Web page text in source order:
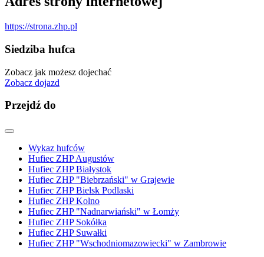
https://strona.zhp.pl
Siedziba hufca
Zobacz jak możesz dojechać
Zobacz dojazd
Przejdź do
Wykaz hufców
Hufiec ZHP Augustów
Hufiec ZHP Białystok
Hufiec ZHP "Biebrzański" w Grajewie
Hufiec ZHP Bielsk Podlaski
Hufiec ZHP Kolno
Hufiec ZHP "Nadnarwiański" w Łomży
Hufiec ZHP Sokółka
Hufiec ZHP Suwałki
Hufiec ZHP "Wschodniomazowiecki" w Zambrowie